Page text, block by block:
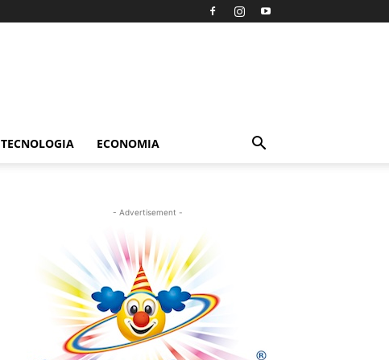
TECNOLOGIA ECONOMIA
- Advertisement -